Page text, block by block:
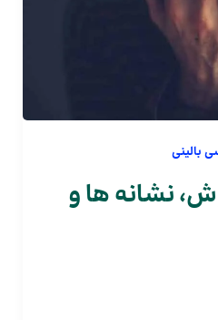
بالینی
نشانه ها و